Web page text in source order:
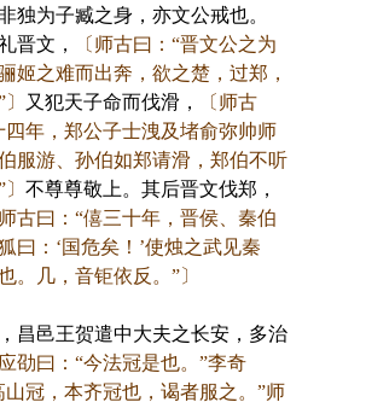
独为子臧之身，亦文公戒也。
晋文，
〔师古曰：“晋文公之为
姬之难而出奔，欲之楚，过郑，
又犯天子命而伐滑，
〔师古
四年，郑公子士洩及堵俞弥帅师
服游、孙伯如郑请滑，郑伯不听
不尊尊敬上。其后晋文伐郑，
师古曰：“僖三十年，晋侯、秦伯
曰：‘国危矣！’使烛之武见秦
。几，音钜依反。”〕
邑王贺遣中大夫之长安，多治
应劭曰：“今法冠是也。”李奇
山冠，本齐冠也，谒者服之。”师